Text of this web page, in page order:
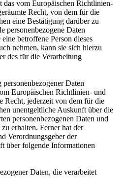
das vom Europäischen Richtlinien-
Recht, von dem für die
eine Bestätigung darüber zu
personenbezogene Daten
betroffene Person dieses
nehmen, kann sie sich hierzu
des für die Verarbeitung
personenbezogener Daten
Europäischen Richtlinien- und
Recht, jederzeit von dem für die
unentgeltliche Auskunft über die
personenbezogenen Daten und
erhalten. Ferner hat der
Verordnungsgeber der
über folgende Informationen
Daten, die verarbeitet